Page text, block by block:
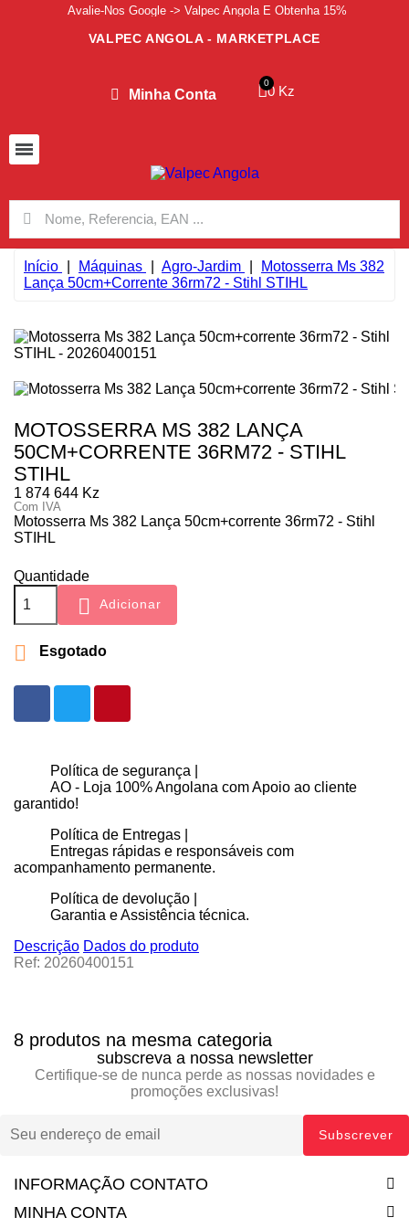
Avalie-Nos Google -> Valpec Angola E Obtenha 15%
VALPEC ANGOLA - MARKETPLACE
Minha Conta 0 Kz
Início Máquinas Agro-Jardim
Motosserra Ms 382
Lança 50cm+corrente 36rm72 - Stihl STIHL
MOTOSSERRA MS 382 LANÇA
50CM+CORRENTE 36RM72 - STIHL
STIHL
1 874 644 Kz
Com IVA
Motosserra Ms 382 Lança 50cm+corrente 36rm72 - Stihl
STIHL
Quantidade
 Adicionar
 Esgotado
Política de segurança |
AO - Loja 100% Angolana com Apoio ao cliente
garantido!
Política de Entregas |
Entregas rápidas e responsáveis com
acompanhamento permanente.
Política de devolução |
Garantia e Assistência técnica.
Descrição Dados do produto
Ref: 20260400151
8 produtos na mesma categoria
subscreva a nossa newsletter
Certifique-se de nunca perde as nossas novidades e
promoções exclusivas!
INFORMAÇÃO CONTATO
MINHA CONTA